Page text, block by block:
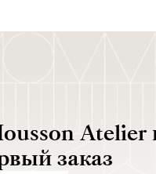
Atelier
заказ